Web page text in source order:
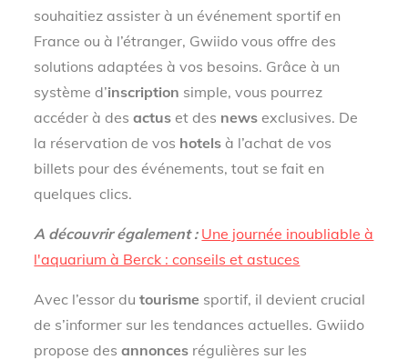
souhaitiez assister à un événement sportif en
France ou à l’étranger, Gwiido vous offre des
solutions adaptées à vos besoins. Grâce à un
système d’inscription simple, vous pourrez
accéder à desactus et des news exclusives. De
la réservation de vos hotels à l’achat de vos
billets pour des événements, tout se fait en
quelques clics.
A découvrir également : Une journée inoubliable à
l'aquarium à Berck : conseils et astuces
Avec l’essor dutourisme sportif, il devient crucial
de s’informer sur les tendances actuelles. Gwiido
propose desannonces régulières sur les